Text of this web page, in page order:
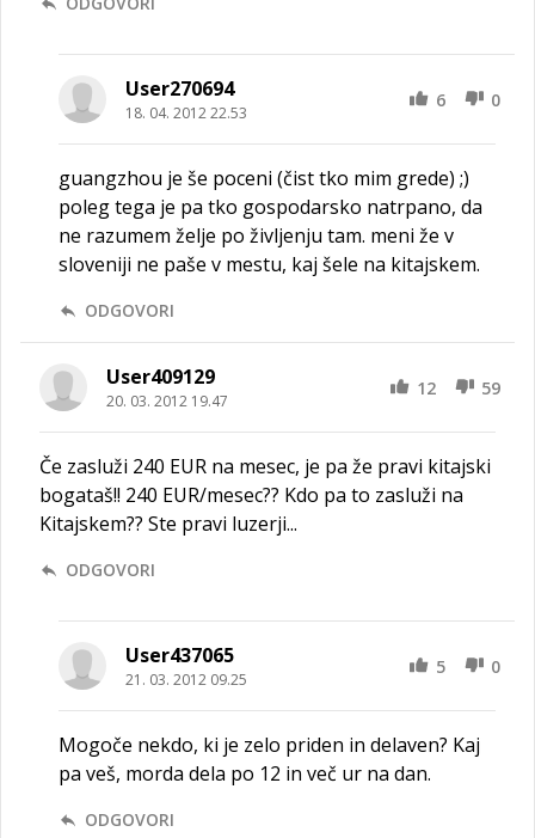
User270694
18. 04. 2012 22.53
6 0
guangzhou je še poceni (čist tko mim grede) ;)
poleg tega je pa tko gospodarsko natrpano, da
ne razumem želje po življenju tam. meni že v
sloveniji ne paše v mestu, kaj šele na kitajskem.
ODGOVORI
User409129
20. 03. 2012 19.47
12 59
Če zasluži 240 EUR na mesec, je pa že pravi kitajski
bogataš!! 240 EUR/mesec?? Kdo pa to zasluži na
Kitajskem?? Ste pravi luzerji...
ODGOVORI
User437065
21. 03. 2012 09.25
5 0
Mogoče nekdo, ki je zelo priden in delaven? Kaj
pa veš, morda dela po 12 in več ur na dan.
ODGOVORI